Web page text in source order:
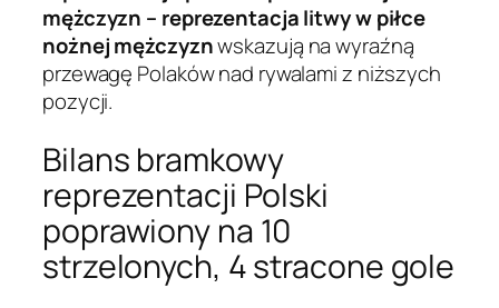
mężczyzn – reprezentacja litwy w piłce
nożnej mężczyznwskazują na wyraźną
przewagę Polaków nad rywalami z niższych
pozycji.
Bilans bramkowy
reprezentacji Polski
poprawiony na 10
strzelonych, 4 stracone gole